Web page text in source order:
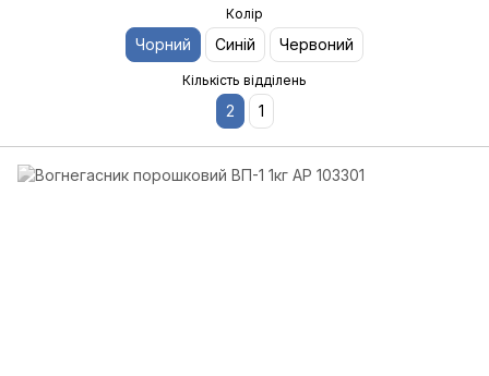
Колір
Чорний Синій Червоний
Кількість відділень
2 1